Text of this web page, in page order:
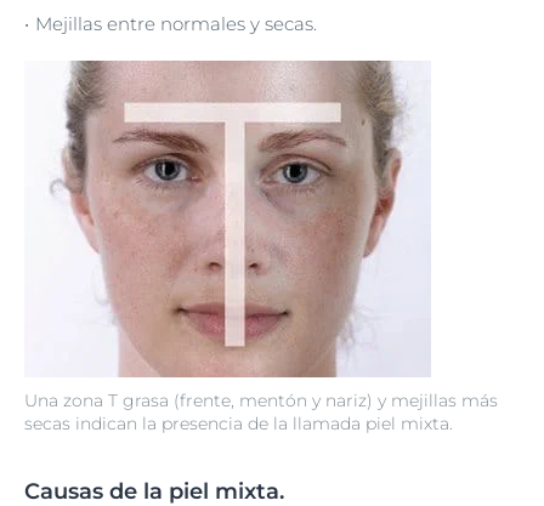
Una zona T grasa (frente, mentón y nariz) y mejillas más
secas indican la presencia de la llamada piel mixta.
Mejillas entre normales y secas.
Causas de la piel mixta.